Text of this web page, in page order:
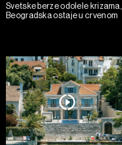
Svetske berze odolele krizama,
Beogradska ostaje u crvenom